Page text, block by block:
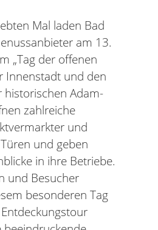
Mal laden Bad
am 13.
„Tag der offenen
Innenstadt und den
historischen Adam-
zahlreiche
und
und geben
in ihre Betriebe.
und Besucher
besonderen Tag